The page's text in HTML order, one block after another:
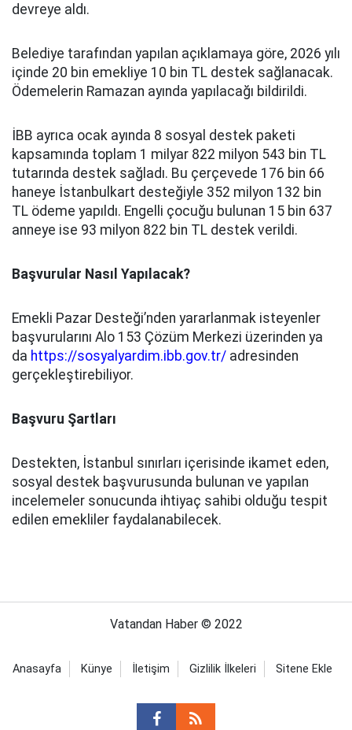
devreye aldı.
Belediye tarafından yapılan açıklamaya göre, 2026 yılı
içinde 20 bin emekliye 10 bin TL destek sağlanacak.
Ödemelerin Ramazan ayında yapılacağı bildirildi.
İBB ayrıca ocak ayında 8 sosyal destek paketi
kapsamında toplam 1 milyar 822 milyon 543 bin TL
tutarında destek sağladı. Bu çerçevede 176 bin 66
haneye İstanbulkart desteğiyle 352 milyon 132 bin
TL ödeme yapıldı. Engelli çocuğu bulunan 15 bin 637
anneye ise 93 milyon 822 bin TL destek verildi.
Başvurular Nasıl Yapılacak?
Emekli Pazar Desteği’nden yararlanmak isteyenler
başvurularını Alo 153 Çözüm Merkezi üzerinden ya
da https://sosyalyardim.ibb.gov.tr/ adresinden
gerçekleştirebiliyor.
Başvuru Şartları
Destekten, İstanbul sınırları içerisinde ikamet eden,
sosyal destek başvurusunda bulunan ve yapılan
incelemeler sonucunda ihtiyaç sahibi olduğu tespit
edilen emekliler faydalanabilecek.
Vatandan Haber © 2022
Anasayfa Künye İletişim Gizlilik İlkeleri Sitene Ekle